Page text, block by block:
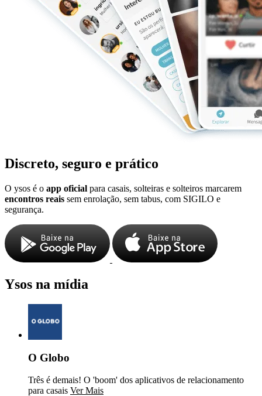
Discreto, seguro e prático
O ysos é o app oficial para casais, solteiras e solteiros marcarem
encontros reais sem enrolação, sem tabus, com SIGILO e
segurança.
Ysos na mídia
O Globo
Três é demais! O 'boom' dos aplicativos de relacionamento
para casais Ver Mais